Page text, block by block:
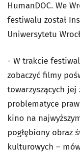
HumanDOC. We
festiwalu został
Uniwersytetu
- W trakcie
zobaczyć filmy
towarzyszących jej
problematyce
kino na
pogłębiony obraz
kulturowych –